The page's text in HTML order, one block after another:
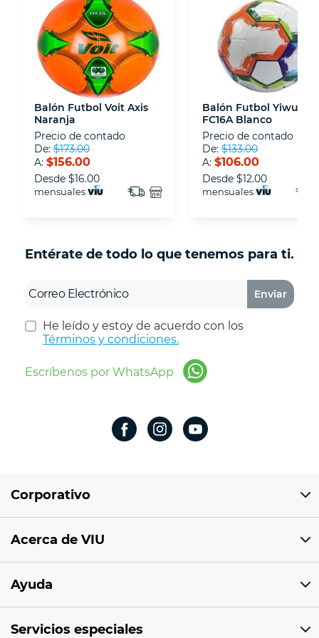
disposiciones legales y Códigos de Ética de la
Asociación Mexicana de Internet (AIMX).
- Nos encontramos en la lista de socios Activos
de la Asociación de Internet.MX.
Balón Futbol Voit Axis
Naranja
Precio de contado
De: $173.00
A: $156.00
Desde $16.00
mensuales
Balón Futbol Yiwu
FC16A Blanco
Precio de contado
De: $133.00
A: $106.00
Desde $12.00
mensuales
Entérate de todo lo que tenemos para ti.
Enviar
He leído y estoy de acuerdo con los
Términos y condiciones.
Escríbenos por WhatsApp
Corporativo
Av 18 de marzo # 309. Colonia la Nogalera.
México
Correo: ventaenlinea@viu.mx
Acerca de VIU
Sucursales
Ayuda
Servicios especiales